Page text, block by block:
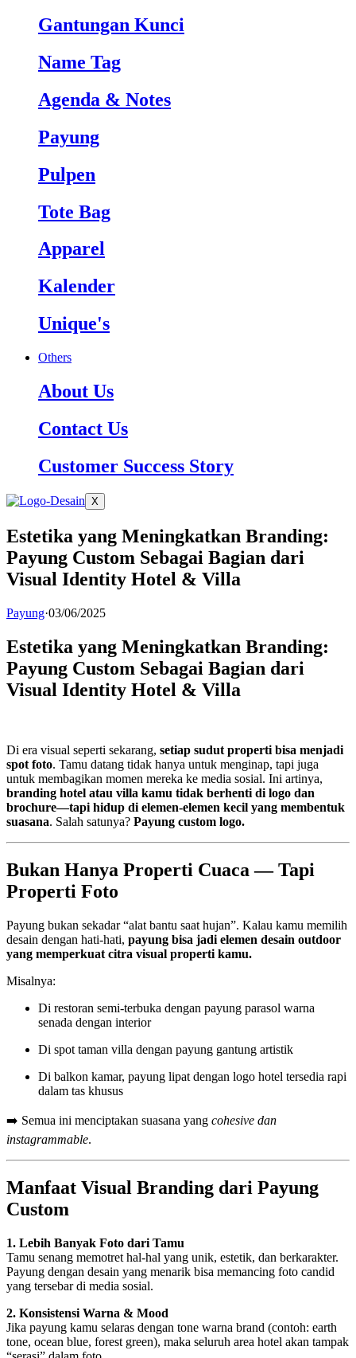
Gantungan Kunci
Name Tag
Agenda & Notes
Payung
Pulpen
Tote Bag
Apparel
Kalender
Unique's
Others
About Us
Contact Us
Customer Success Story
X
Estetika yang Meningkatkan Branding:
Payung Custom Sebagai Bagian dari
Visual Identity Hotel & Villa
Payung·03/06/2025
Estetika yang Meningkatkan Branding:
Payung Custom Sebagai Bagian dari
Visual Identity Hotel & Villa
Di era visual seperti sekarang, setiap sudut properti bisa menjadi
spot foto. Tamu datang tidak hanya untuk menginap, tapi juga
untuk membagikan momen mereka ke media sosial. Ini artinya,
branding hotel atau villa kamu tidak berhenti di logo dan
brochure—tapi hidup di elemen-elemen kecil yang membentuk
suasana. Salah satunya? Payung custom logo.
Bukan Hanya Properti Cuaca — Tapi
Properti Foto
Payung bukan sekadar “alat bantu saat hujan”. Kalau kamu memilih
desain dengan hati-hati, payung bisa jadi elemen desain outdoor
yang memperkuat citra visual properti kamu.
Misalnya:
Di restoran semi-terbuka dengan payung parasol warna
senada dengan interior
Di spot taman villa dengan payung gantung artistik
Di balkon kamar, payung lipat dengan logo hotel tersedia rapi
dalam tas khusus
➡️ Semua ini menciptakan suasana yang cohesive dan
instagrammable.
Manfaat Visual Branding dari Payung
Custom
1. Lebih Banyak Foto dari Tamu
Tamu senang memotret hal-hal yang unik, estetik, dan berkarakter.
Payung dengan desain yang menarik bisa memancing foto candid
yang tersebar di media sosial.
2. Konsistensi Warna & Mood
Jika payung kamu selaras dengan tone warna brand (contoh: earth
tone, ocean blue, forest green), maka seluruh area hotel akan tampak